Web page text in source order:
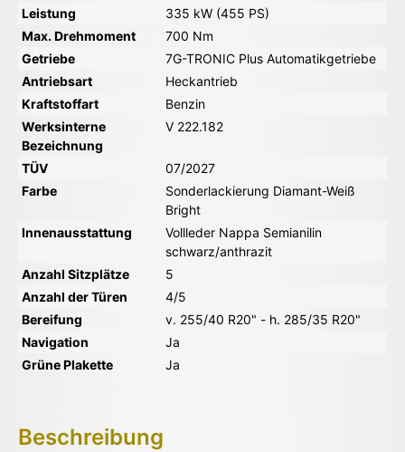
Leistung
335 kW (455 PS)
Max. Drehmoment
700 Nm
Getriebe
7G-TRONIC Plus Automatikgetriebe
Antriebsart
Heckantrieb
Kraftstoffart
Benzin
Werksinterne
Bezeichnung
V 222.182
TÜV
07/2027
Farbe
Sonderlackierung Diamant-Weiß
Bright
Innenausstattung
Vollleder Nappa Semianilin
schwarz/anthrazit
Anzahl Sitzplätze
5
Anzahl der Türen
4/5
Bereifung
v. 255/40 R20" - h. 285/35 R20"
Navigation
Ja
Grüne Plakette
Ja
Beschreibung